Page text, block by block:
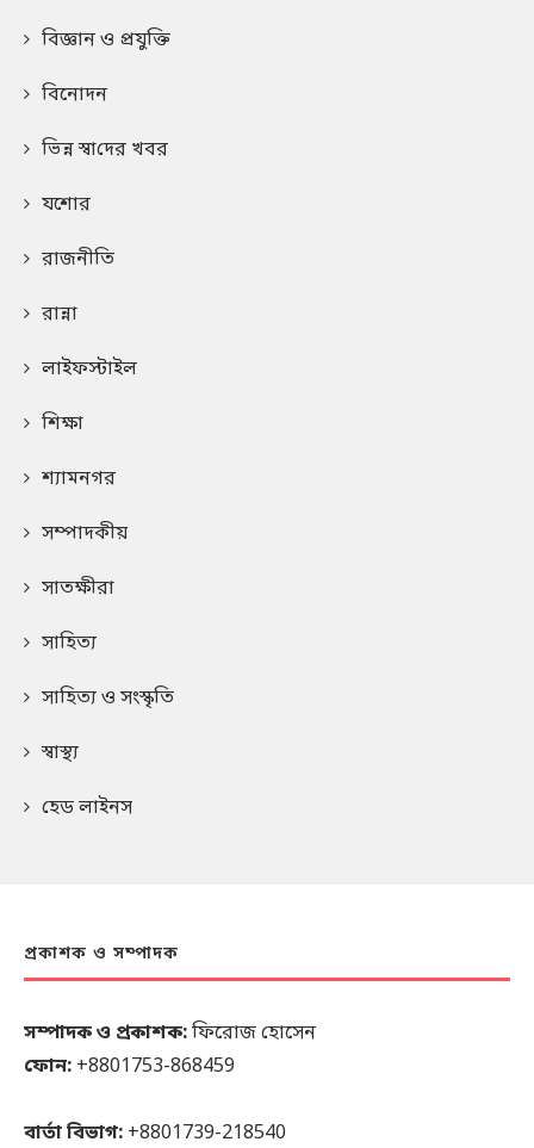
বিজ্ঞান ও প্রযুক্তি
বিনোদন
ভিন্ন স্বা‌দের খবর
যশোর
রাজনীতি
রান্না
লাইফস্টাইল
শিক্ষা
শ্যামনগর
সম্পাদকীয়
সাতক্ষীরা
সাহিত্য
সাহিত্য ও সংস্কৃতি
স্বাস্থ্য
হেড লাইনস
প্রকাশক ও সম্পাদক
সম্পাদক ও প্রকাশক:ফিরোজ হোসেন
ফোন: +8801753-868459
বার্তা বিভাগ: +8801739-218540